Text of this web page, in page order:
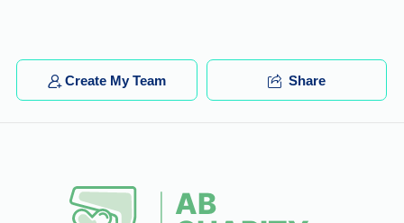
Create My Team Share